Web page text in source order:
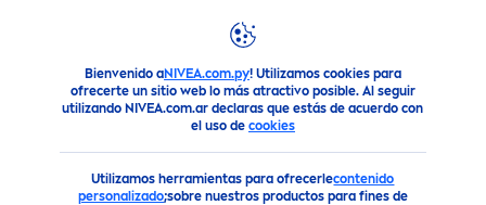
Bienvenido aNIVEA.com.py! Utilizamos cookies para
ofrecerte un sitio web lo más atractivo posible. Al seguir
utilizando NIVEA.com.ar declaras que estás de acuerdo con
el uso de cookies
Utilizamos herramientas para ofrecerlecontenido
personalizado;sobre nuestros productos para fines de
Productos Nuestra Gama de Cuidado Solar Cuidado
TIPO DE PIEL